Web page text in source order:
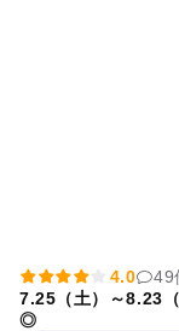
4.0
49
7.25（土）～8.23
◎